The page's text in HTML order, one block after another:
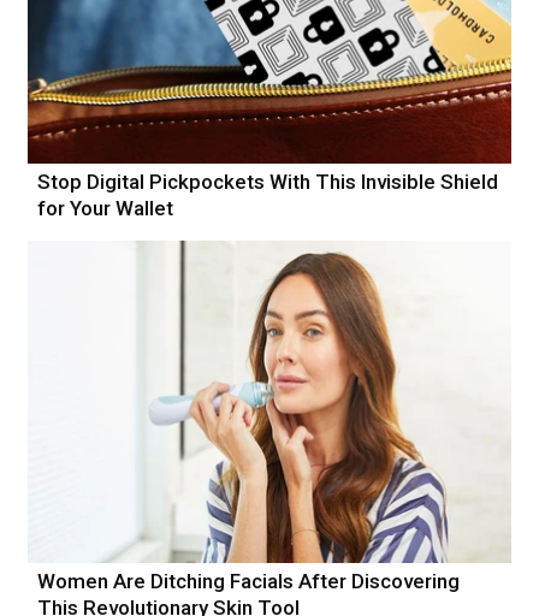
Stop Digital Pickpockets With This Invisible Shield
for Your Wallet
Women Are Ditching Facials After Discovering
This Revolutionary Skin Tool